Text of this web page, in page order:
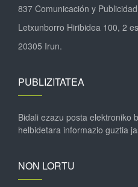
837 Comunicación y
Letxunborro Hiribidea 100, 2
20305 Irun.
PUBLIZITATEA
Bidali ezazu posta elektroniko
helbidetara informazio guztia
NON LORTU